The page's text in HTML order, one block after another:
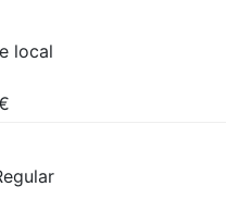
local